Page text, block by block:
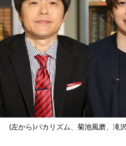
(左から)バカリズム、菊池風磨、滝